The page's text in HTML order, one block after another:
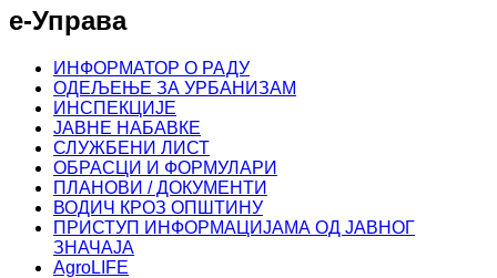
е-Управа
ИНФОРМАТОР О РАДУ
ОДЕЉЕЊЕ ЗА УРБАНИЗАМ
ИНСПЕКЦИЈЕ
ЈАВНЕ НАБАВКЕ
СЛУЖБЕНИ ЛИСТ
ОБРАСЦИ И ФОРМУЛАРИ
ПЛАНОВИ / ДОКУМЕНТИ
ВОДИЧ КРОЗ ОПШТИНУ
ПРИСТУП ИНФОРМАЦИЈАМА ОД ЈАВНОГ
ЗНАЧАЈА
AgroLIFE